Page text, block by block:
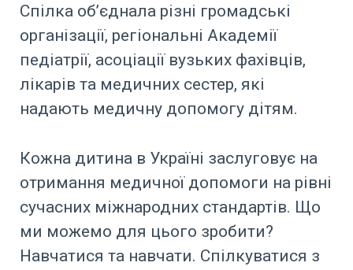
Спілка об’єднала різні громадські
організації, регіональні Академії
педіатрії, асоціації вузьких фахівців,
лікарів та медичних сестер, які
надають медичну допомогу дітям.
Кожна дитина в Україні заслуговує на
отримання медичної допомоги на рівні
сучасних міжнародних стандартів. Що
ми можемо для цього зробити?
Навчатися та навчати. Спілкуватися з